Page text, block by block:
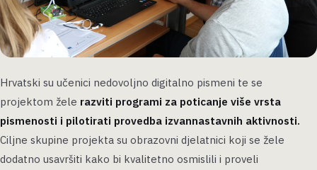
Hrvatski su učenici nedovoljno digitalno pismeni te se
projektom žele razviti programi za poticanje više vrsta
pismenosti i pilotirati provedba izvannastavnih aktivnosti.
Ciljne skupine projekta su obrazovni djelatnici koji se žele
dodatno usavršiti kako bi kvalitetno osmislili i proveli